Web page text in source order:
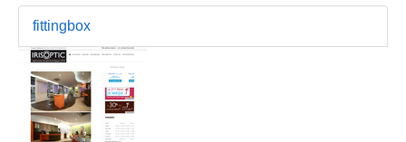
fittingbox